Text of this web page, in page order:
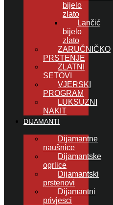
bijelo
zlato
Lančić
bijelo
zlato
ZARUČNIČKO
PRSTENJE
ZLATNI
SETOVI
VJERSKI
PROGRAM
LUKSUZNI
NAKIT
DIJAMANTI
Dijamantne
naušnice
Dijamantske
ogrlice
Dijamantski
prstenovi
Dijamantni
privjesci